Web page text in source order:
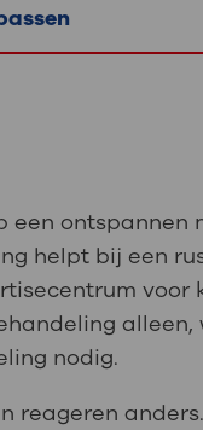
een ontspannen
helpt bij een
voor
nodig.
reageren